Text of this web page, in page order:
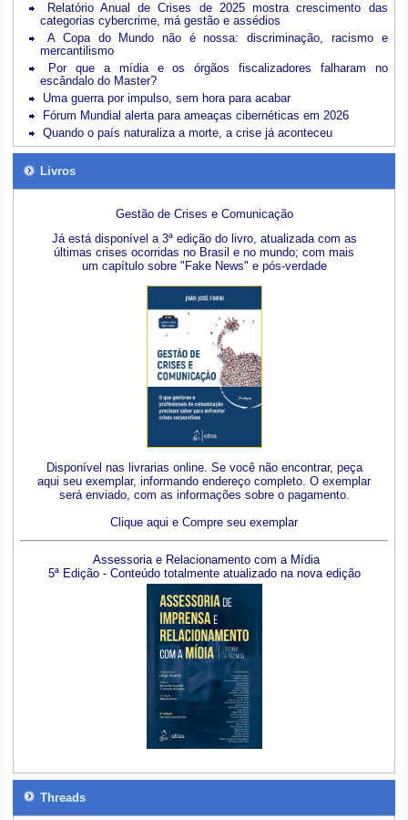
Relatório Anual de Crises de 2025 mostra crescimento das
categorias cybercrime, má gestão e assédios
A Copa do Mundo não é nossa: discriminação, racismo e
mercantilismo
Por que a mídia e os órgãos fiscalizadores falharam no
escândalo do Master?
Uma guerra por impulso, sem hora para acabar
Fórum Mundial alerta para ameaças cibernéticas em 2026
Quando o país naturaliza a morte, a crise já aconteceu
Livros
Gestão de Crises e Comunicação
Já está disponível a 3ª edição do livro, atualizada com as
últimas crises ocorridas no Brasil e no mundo; com mais
um capítulo sobre "Fake News" e pós-verdade
Disponível nas livrarias online. Se você não encontrar, peça
aqui seu exemplar, informando endereço completo. O exemplar
será enviado, com as informações sobre o pagamento.
Clique aqui e Compre seu exemplar
Assessoria e Relacionamento com a Mídia
5ª Edição - Conteúdo totalmente atualizado na nova edição
Threads